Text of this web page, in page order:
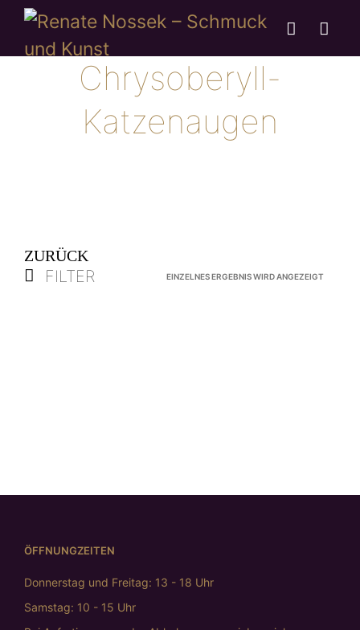
Chrysoberyll-
Katzenaugen
ZURÜCK
FILTER EINZELNES ERGEBNIS WIRD ANGEZEIGT
ÖFFNUNGZEITEN
Donnerstag und Freitag: 13 - 18 Uhr
Samstag: 10 - 15 Uhr